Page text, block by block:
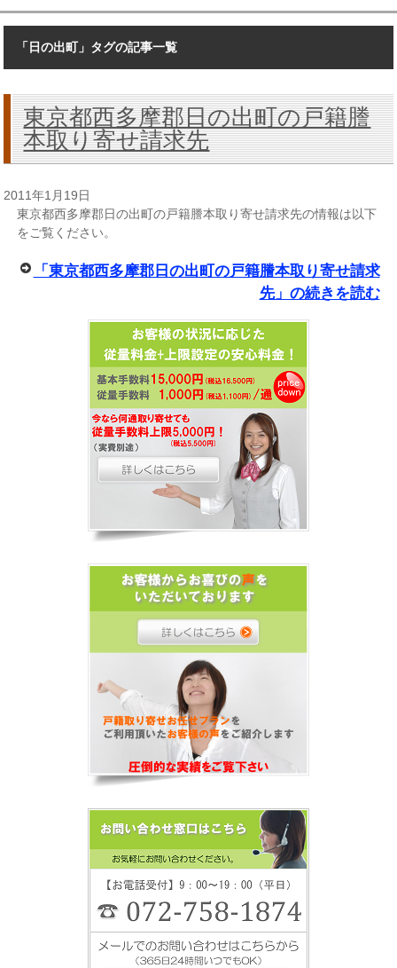
「日の出町」タグの記事一覧
東京都西多摩郡日の出町の戸籍謄
本取り寄せ請求先
2011年1月19日
東京都西多摩郡日の出町の戸籍謄本取り寄せ請求先の情報は以下
をご覧ください。
「東京都西多摩郡日の出町の戸籍謄本取り寄せ請求
先」の続きを読む